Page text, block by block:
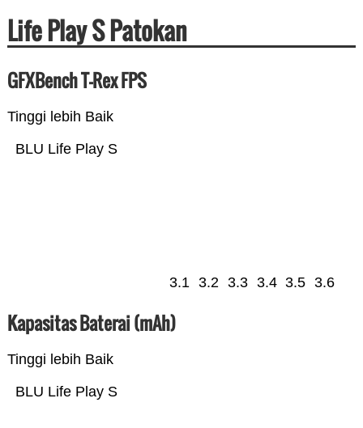
Life Play S Patokan
GFXBench T-Rex FPS
Tinggi lebih Baik
BLU Life Play S
3.1 3.2 3.3 3.4 3.5 3.6
Kapasitas Baterai (mAh)
Tinggi lebih Baik
BLU Life Play S